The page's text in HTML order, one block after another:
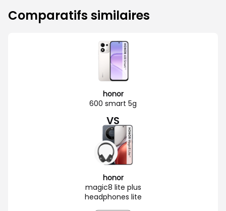
Comparatifs similaires
honor
600 smart 5g
VS
honor
magic8 lite plus
headphones lite